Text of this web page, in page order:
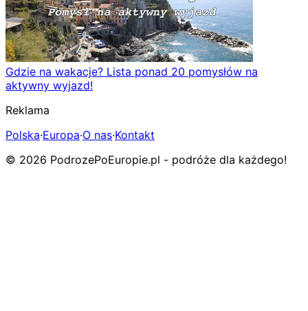
Gdzie na wakacje? Lista ponad 20 pomysłów na
aktywny wyjazd!
Reklama
Polska·Europa·O nas·Kontakt
© 2026 PodrozePoEuropie.pl - podróże dla każdego!